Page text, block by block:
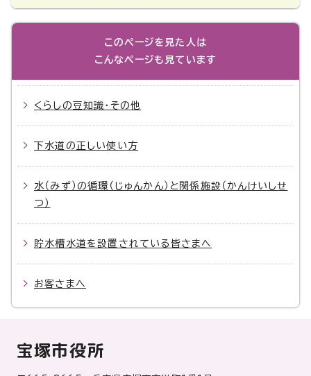
このページを見た人は
こんなページも見ています
くらしの豆知識・その他
下水道の正しい使い方
水（みず）の循環（じゅんかん）と関係施設（かんけいしせ
つ）
貯水槽水道を設置されている皆さまへ
お客さまへ
宝塚市役所